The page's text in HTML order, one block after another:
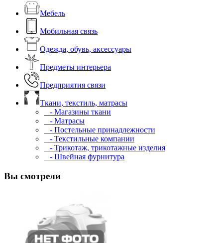
Мебель
Мобильная связь
Одежда, обувь, аксессуары
Предметы интерьера
Предприятия связи
Ткани, текстиль, матрасы
- Магазины ткани
- Матрасы
- Постельные принадлежности
- Текстильные компании
- Трикотаж, трикотажные изделия
- Швейная фурнитура
Вы смотрели